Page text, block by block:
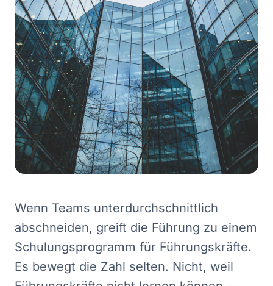
Wenn Teams unterdurchschnittlich
abschneiden, greift die Führung zu einem
Schulungsprogramm für Führungskräfte.
Es bewegt die Zahl selten. Nicht, weil